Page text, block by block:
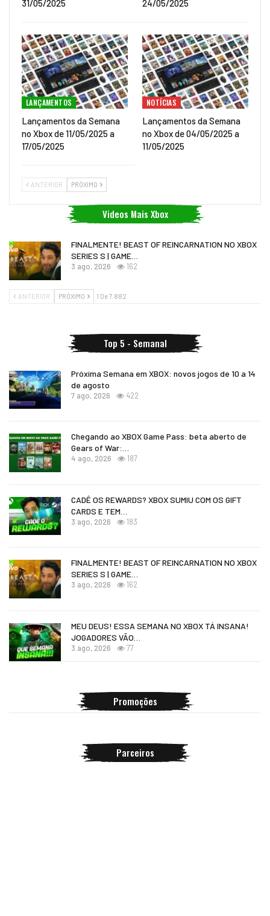
31/05/2025 24/05/2025
LANÇAMENTOS
Lançamentos da Semana
no Xbox de 11/05/2025 a
17/05/2025
NOTÍCIAS
Lançamentos da Semana
no Xbox de 04/05/2025 a
11/05/2025
ANTERIOR PRÓXIMO
Videos Mais Xbox
FINALMENTE! BEAST OF REINCARNATION NO XBOX
SERIES S | GAME…
3 ago, 2026 162
ANTERIOR PRÓXIMO 1 De 7.882
Top 5 - Semanal
Próxima Semana em XBOX: novos jogos de 10 a 14
de agosto
7 ago, 2026 422
Chegando ao XBOX Game Pass: beta aberto de
Gears of War:…
4 ago, 2026 187
CADÊ OS REWARDS? XBOX SUMIU COM OS GIFT
CARDS E TEM…
3 ago, 2026 183
FINALMENTE! BEAST OF REINCARNATION NO XBOX
SERIES S | GAME…
3 ago, 2026 162
MEU DEUS! ESSA SEMANA NO XBOX TÁ INSANA!
JOGADORES VÃO…
3 ago, 2026 77
Promoções
Parceiros